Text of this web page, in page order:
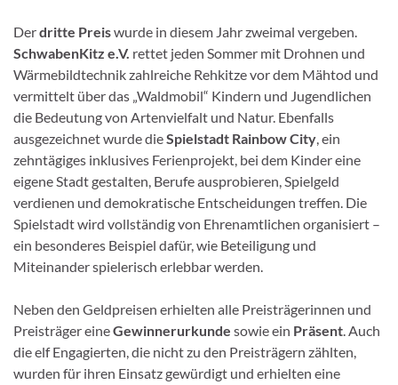
Derdritte Preiswurde in diesem Jahr zweimal vergeben.
SchwabenKitz e.V. rettet jeden Sommer mit Drohnen und
Wärmebildtechnik zahlreiche Rehkitze vor dem Mähtod und
vermittelt über das „Waldmobil“ Kindern und Jugendlichen
die Bedeutung von Artenvielfalt und Natur. Ebenfalls
ausgezeichnet wurde dieSpielstadt Rainbow City, ein
zehntägiges inklusives Ferienprojekt, bei dem Kinder eine
eigene Stadt gestalten, Berufe ausprobieren, Spielgeld
verdienen und demokratische Entscheidungen treffen. Die
Spielstadt wird vollständig von Ehrenamtlichen organisiert –
ein besonderes Beispiel dafür, wie Beteiligung und
Miteinander spielerisch erlebbar werden.
Neben den Geldpreisen erhielten alle Preisträgerinnen und
Preisträger eineGewinnerurkunde sowie ein Präsent. Auch
die elf Engagierten, die nicht zu den Preisträgern zählten,
wurden für ihren Einsatz gewürdigt und erhielten eine